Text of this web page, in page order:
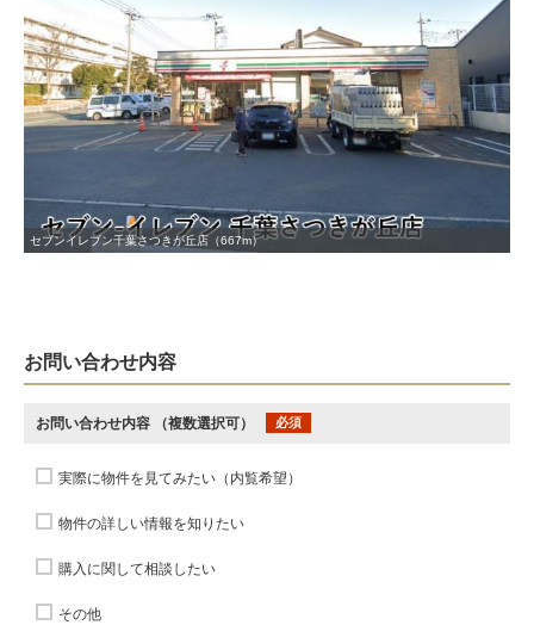
セブンイレブン千葉さつきが丘店（667m）
お問い合わせ内容
お問い合わせ内容 （複数選択可） 必須
実際に物件を見てみたい（内覧希望）
物件の詳しい情報を知りたい
購入に関して相談したい
その他